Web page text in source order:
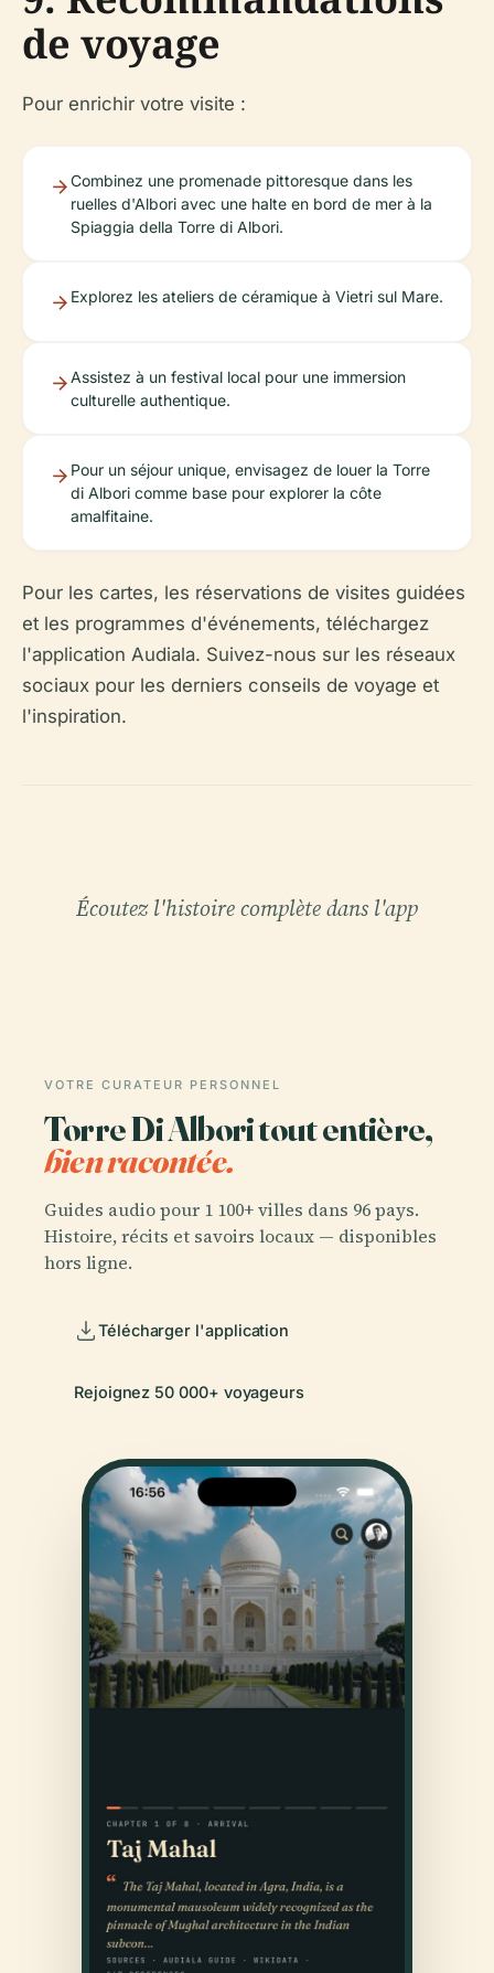
de voyage
Pour enrichir votre visite :
Combinez une promenade pittoresque dans les
ruelles d'Albori avec une halte en bord de mer à la
Spiaggia della Torre di Albori.
Explorez les ateliers de céramique à Vietri sul Mare.
Assistez à un festival local pour une immersion
culturelle authentique.
Pour un séjour unique, envisagez de louer la Torre
di Albori comme base pour explorer la côte
amalfitaine.
Pour les cartes, les réservations de visites guidées
et les programmes d'événements, téléchargez
l'application Audiala. Suivez-nous sur les réseaux
sociaux pour les derniers conseils de voyage et
l'inspiration.
Écoutez l'histoire complète dans l'app
VOTRE CURATEUR PERSONNEL
Torre Di Albori tout entière,
bien racontée.
Guides audio pour 1 100+ villes dans 96 pays.
Histoire, récits et savoirs locaux — disponibles
hors ligne.
Télécharger l'application
Rejoignez 50 000+ voyageurs